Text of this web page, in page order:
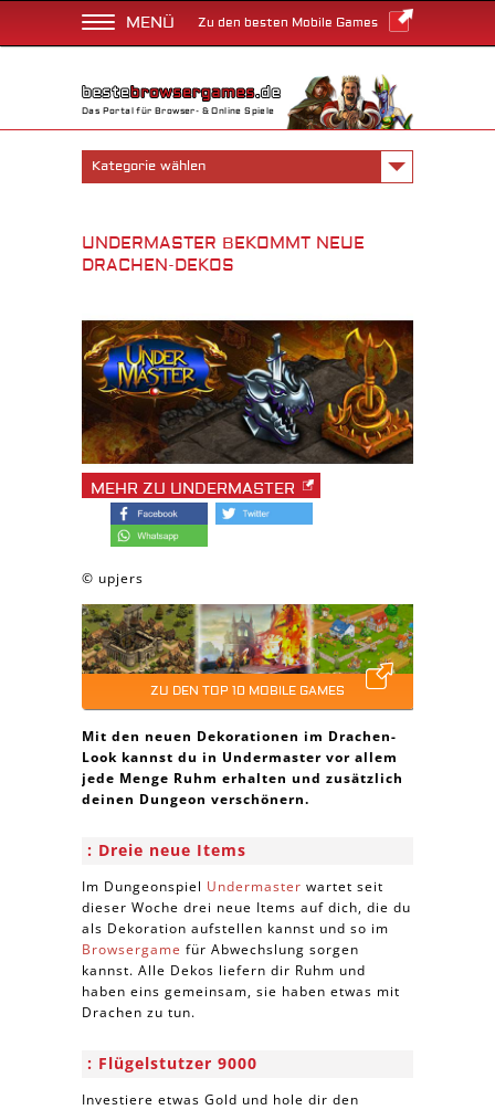
MENÜ Zu den besten Mobile Games
Das Portal für Browser- & Online Spiele
Kategorie wählen
UNDERMASTER BEKOMMT NEUE
DRACHEN-DEKOS
MEHR ZU UNDERMASTER
© upjers
ZU DEN TOP 10 MOBILE GAMES
Mit den neuen Dekorationen im Drachen-
Look kannst du in Undermaster vor allem
jede Menge Ruhm erhalten und zusätzlich
deinen Dungeon verschönern.
Dreie neue Items
Im Dungeonspiel Undermaster wartet seit
dieser Woche drei neue Items auf dich, die du
als Dekoration aufstellen kannst und so im
Browsergame für Abwechslung sorgen
kannst. Alle Dekos liefern dir Ruhm und
haben eins gemeinsam, sie haben etwas mit
Drachen zu tun.
Flügelstutzer 9000
Investiere etwas Gold und hole dir den